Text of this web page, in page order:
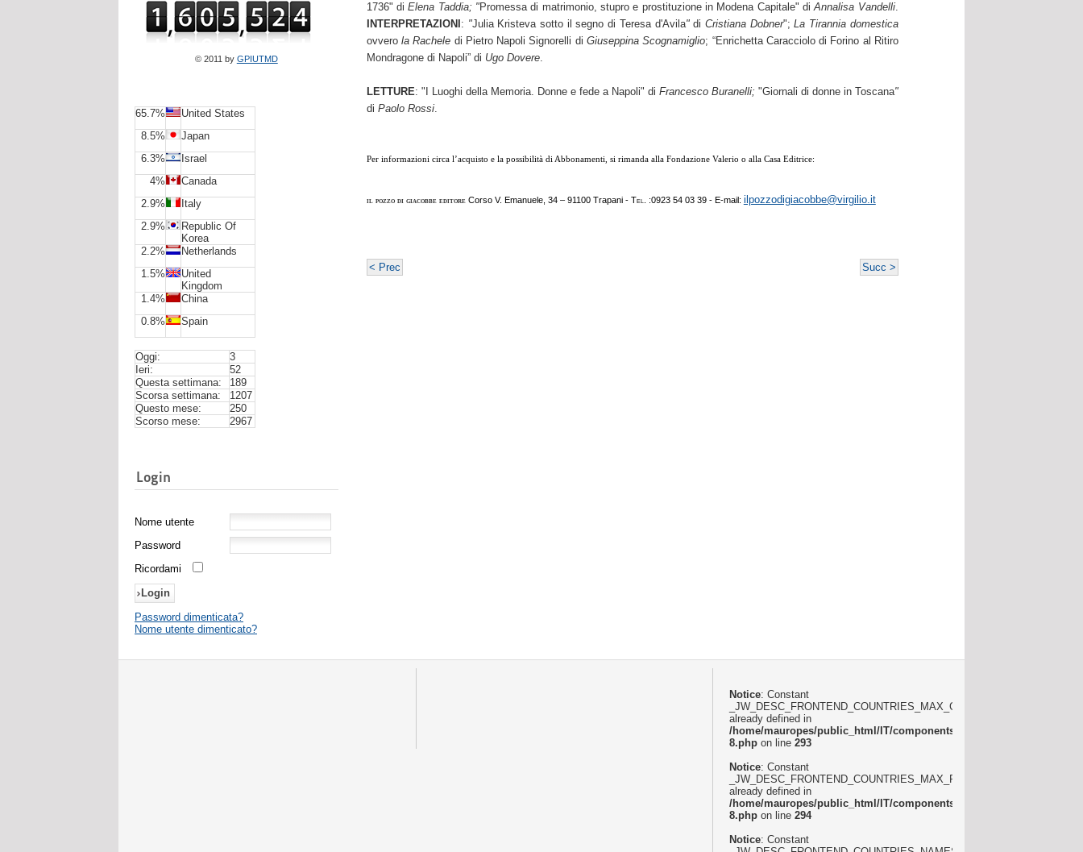
© 2011 by GPIUTMD
65.7%
United States
8.5%
Japan
6.3%
Israel
4%
Canada
2.9%
Italy
2.9%
Republic Of
Korea
2.2%
Netherlands
1.5%
United
Kingdom
1.4%
China
0.8%
Spain
Oggi:
3
Ieri:
52
Questa settimana:
189
Scorsa settimana:
1207
Questo mese:
250
Scorso mese:
2967
Login
Nome utente
Password
Ricordami
Password dimenticata?
Nome utente dimenticato?
1736" diElena Taddia; "Promessa di matrimonio, stupro e prostituzione in Modena Capitale" diAnnalisa Vandelli.
INTERPRETAZIONI : "Julia Kristeva sotto il segno di Teresa d'Avila"di Cristiana Dobner";La Tirannia domestica
ovverola Rachele di Pietro Napoli Signorelli di Giuseppina Scognamiglio; “Enrichetta Caracciolo di Forino al Ritiro
Mondragone di Napoli” di Ugo Dovere.
LETTURE: "I Luoghi della Memoria. Donne e fede a Napoli" di Francesco Buranelli; "Giornali di donne in Toscana"
di Paolo Rossi.
Per informazioni circa l’acquisto e la possibilità di Abbonamenti, si rimanda alla Fondazione Valerio o alla Casa Editrice:
il pozzo di giacobbe editore Corso V. Emanuele, 34 – 91100 Trapani - Tel. :0923 54 03 39 - E-mail: ilpozzodigiacobbe@virgilio.it
< Prec Succ >
Notice: Constant
_JW_DESC_FRONTEND_COUNTRIES_MAX_COLUMNS
already defined in
/home/mauropes/public_html/IT/components/com_joomlawatch/lang/
8.php on line293
Notice: Constant
_JW_DESC_FRONTEND_COUNTRIES_MAX_ROWS
already defined in
/home/mauropes/public_html/IT/components/com_joomlawatch/lang/
8.php on line294
Notice: Constant